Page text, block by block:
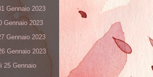
Gennaio 2023
Gennaio 2023
Gennaio 2023
Gennaio 2023
25 Gennaio